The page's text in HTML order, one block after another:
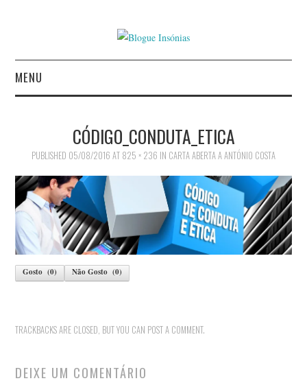
MENU
AUTORES
CONTACTO
POLÍTICA DE
PRIVACIDADE
CÓDIGO_CONDUTA_ETICA
PUBLISHED 05/08/2016 AT 825 × 236 IN CARTA ABERTA A ANTÓNIO COSTA
Gosto (0) Não Gosto (0)
TRACKBACKS ARE CLOSED, BUT YOU CAN POST A COMMENT.
DEIXE UM COMENTÁRIO